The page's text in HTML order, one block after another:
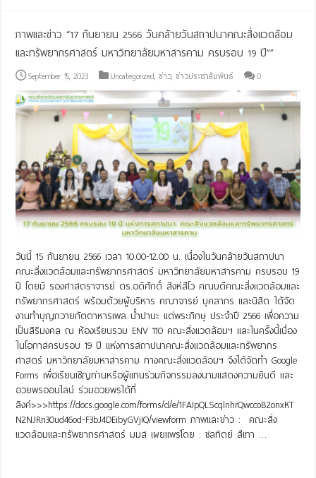
ภาพและข่าว “17 กันยายน 2566 วันคล้ายวันสถาปนาคณะสิ่งแวดล้อม
และทรัพยากรศาสตร์ มหาวิทยาลัยมหาสารคาม ครบรอบ 19 ปี””
September 15, 2023 Uncategorized,ข่าว,ข่าวประชาสัมพันธ์ 0
วันนี้ 15 กันยายน 2566 เวลา 10.00-12.00 น. เนื่องในวันคล้ายวันสถาปนา
คณะสิ่งแวดล้อมและทรัพยากรศาสตร์ มหาวิทยาลัยมหาสารคาม ครบรอบ 19
ปี โดยมี รองศาสตราจารย์ ดร.อดิศักดิ์ สิงห์สีโว คณบดีคณะสิ่งแวดล้อมและ
ทรัพยากรศาสตร์ พร้อมด้วยผู้บริหาร คณาจารย์ บุคลากร และนิสิต ได้จัด
งานทำบุญถวายภัตตาหารเพล น้ำปานะ แด่พระภิกษุ ประจำปี 2566 เพื่อความ
เป็นสิริมงคล ณ ห้องเรียนรวม ENV 110 คณะสิ่งแวดล้อมฯ และในครั้งนี้เนื่อง
ในโอกาสครบรอบ 19 ปี แห่งการสถาปนาคณะสิ่งแวดล้อมและทรัพยากร
ศาสตร์ มหาวิทยาลัยมหาสารคาม ทางคณะสิ่งแวดล้อมฯ จึงได้จัดทำ Google
Forms เพื่อเรียนเชิญท่านหรือผู้แทนร่วมกิจกรรมลงนามแสดงความยินดี และ
อวยพรออนไลน์ ร่วมอวยพรได้ที่
ลิงค์>>>https://docs.google.com/forms/d/e/1FAIpQLScqlnhrQwccoB2onxKT
N2NJRn30ud46od-F3bJ4DEibyGVjIQ/viewform ภาพและข่าว : คณะสิ่ง
แวดล้อมและทรัพยากรศาสตร์ มมส เผยแพร่โดย : ชลทิตย์ สีเทา …